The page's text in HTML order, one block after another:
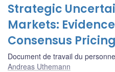
Strategic
Markets:
Consensus
Document de travail du
Andreas Uthemann